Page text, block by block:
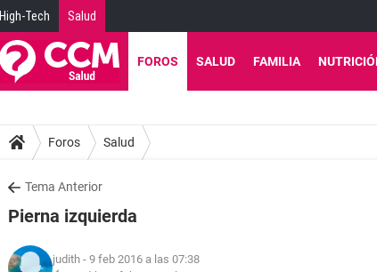
High-Tech Salud
FOROS SALUD FAMILIA
Foros Salud
Tema Anterior
Pierna izquierda
judith - 9 feb 2016 a las 07:38